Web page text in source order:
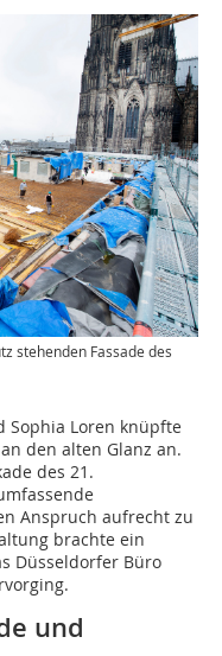
stehenden Fassade des
Sophia Loren knüpfte
den alten Glanz an.
des 21.
Anspruch aufrecht zu
brachte ein
Düsseldorfer Büro
und